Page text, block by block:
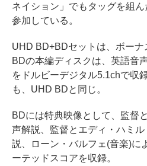
ネイション」でもタッグを組
参加している。
UHD BD+BDセットは、ボー
BDの本編ディスクは、英語音
をドルビーデジタル5.1chで収
も、UHD BDと同じ。
BDには特典映像として、監督
声解説、監督とエディ・ハミ
説、ローン・バルフェ(音楽)に
ーテッドスコアを収録。